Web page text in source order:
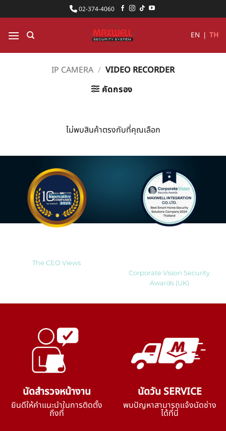
ไป
ยัง
เนื้อหา
02-374-4060
EN | TH
IP CAMERA / VIDEO RECORDER
คัดกรอง
ไม่พบสินค้าตรงกับที่คุณเลือก
The CEO Views
Corporate Vision Security
Awards (UK)
นัดสำรวจหน้างาน
ยินดีให้คำแนะนำในการติดตั้ง
ถึงที่
นัดวัน SERVICE
พบปัญหาสามารถแจ้งนัดช่าง
ได้ที่นี่